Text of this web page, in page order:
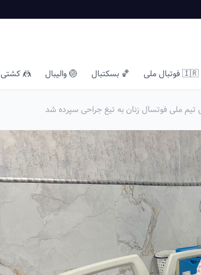
🇮🇷 فوتبال ملی 🏀 بسکتبال 🏐 والیبال 🤼 کشتی